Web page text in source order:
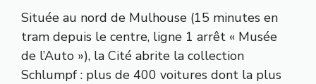
Située au nord de Mulhouse (15 minutes en
tram depuis le centre, ligne 1 arrêt « Musée
de l’Auto »), la Cité abrite la collection
Schlumpf : plus de 400 voitures dont la plus